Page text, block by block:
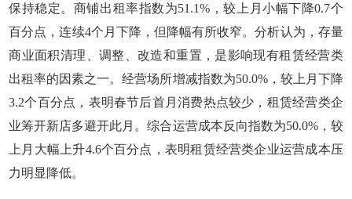
保持稳定。商铺出租率指数为51.1%，较上月小幅下降0.7个
百分点，连续4个月下降，但降幅有所收窄。分析认为，存量
商业面积清理、调整、改造和重置，是影响现有租赁经营类
出租率的因素之一。经营场所增减指数为50.0%，较上月下降
3.2个百分点，表明春节后首月消费热点较少，租赁经营类企
业筹开新店多避开此月。综合运营成本反向指数为50.0%，较
上月大幅上升4.6个百分点，表明租赁经营类企业运营成本压
力明显降低。